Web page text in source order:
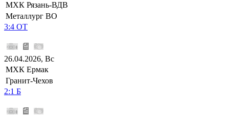
МХК Рязань-ВДВ
Металлург ВО
3:4 ОТ
26.04.2026, Вс
МХК Ермак
Гранит-Чехов
2:1 Б